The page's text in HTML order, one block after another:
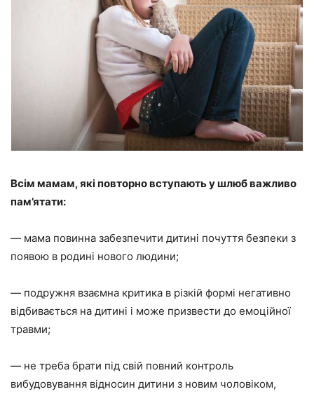
Всім мамам, які повторно вступають у шлюб важливо
пам’ятати:
— мама повинна забезпечити дитині почуття безпеки з
появою в родині нового людини;
— подружня взаємна критика в різкій формі негативно
відбивається на дитині і може призвести до емоційної
травми;
— не треба брати під свій повний контроль
вибудовування відносин дитини з новим чоловіком,